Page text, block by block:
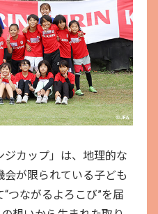
ジカップ」は、地理的な
が限られている子ども
つながるよろこび”を届